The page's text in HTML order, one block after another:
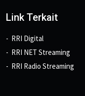
Link Terkait
RRI Digital
RRI NET Streaming
RRI Radio Streaming